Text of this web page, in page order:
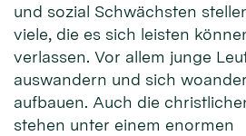
und sozial Schwächsten
viele, die es sich leisten
verlassen. Vor allem junge
auswandern und sich
aufbauen. Auch die
stehen unter einem enormen